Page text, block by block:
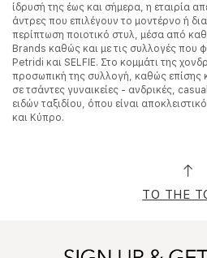
ίδρυσή της έως και σήμερα, η εταιρία
άντρες που επιλέγουν το μοντέρνο ή
περίπτωση ποιοτικό στυλ, μέσα από
Brands καθώς και με τις συλλογές που
Petridi και SELFIE. Στο κομμάτι της
προσωπική της συλλογή, καθώς επίσης
σε τσάντες γυναικείες - ανδρικές,
ειδών ταξιδίου, όπου είναι
και Κύπρο.
TO THE